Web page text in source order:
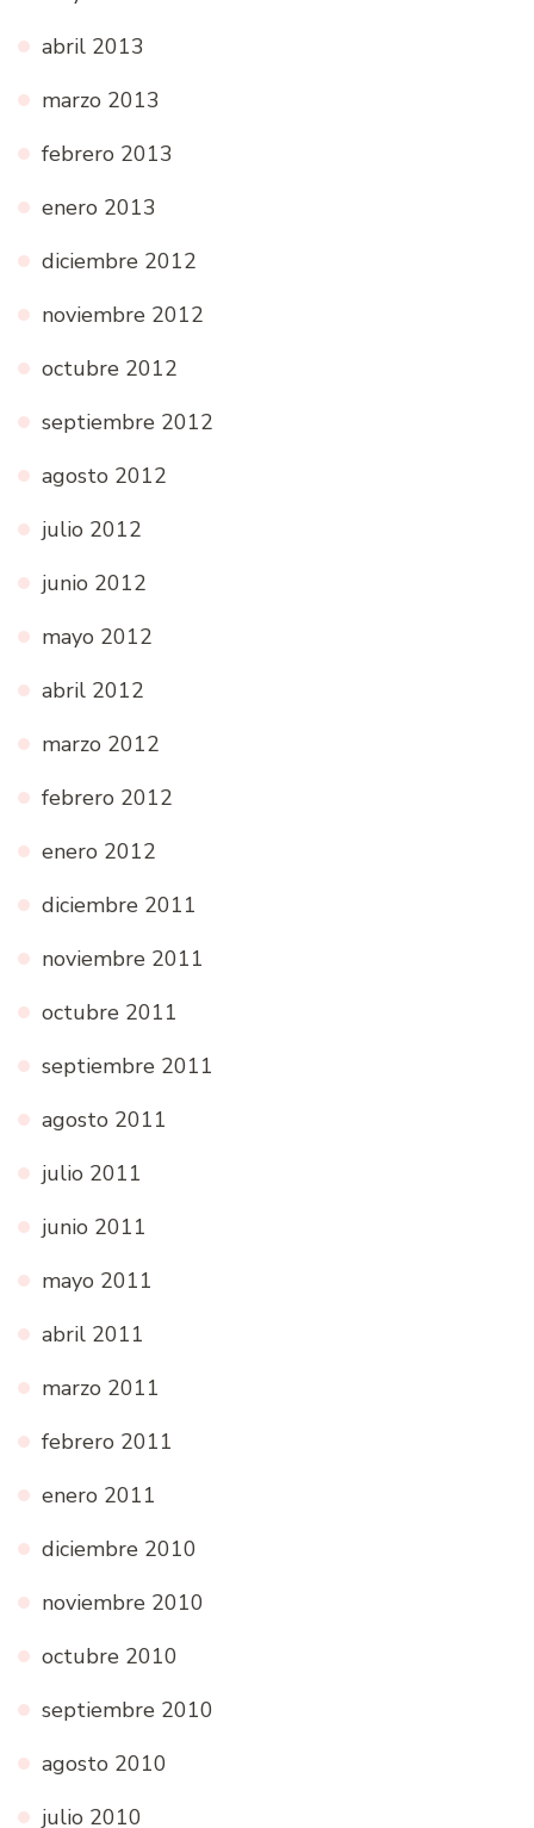
abril 2013
marzo 2013
febrero 2013
enero 2013
diciembre 2012
noviembre 2012
octubre 2012
septiembre 2012
agosto 2012
julio 2012
junio 2012
mayo 2012
abril 2012
marzo 2012
febrero 2012
enero 2012
diciembre 2011
noviembre 2011
octubre 2011
septiembre 2011
agosto 2011
julio 2011
junio 2011
mayo 2011
abril 2011
marzo 2011
febrero 2011
enero 2011
diciembre 2010
noviembre 2010
octubre 2010
septiembre 2010
agosto 2010
julio 2010